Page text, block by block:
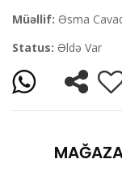
Müəllif: Əsma
Status: Əldə Var